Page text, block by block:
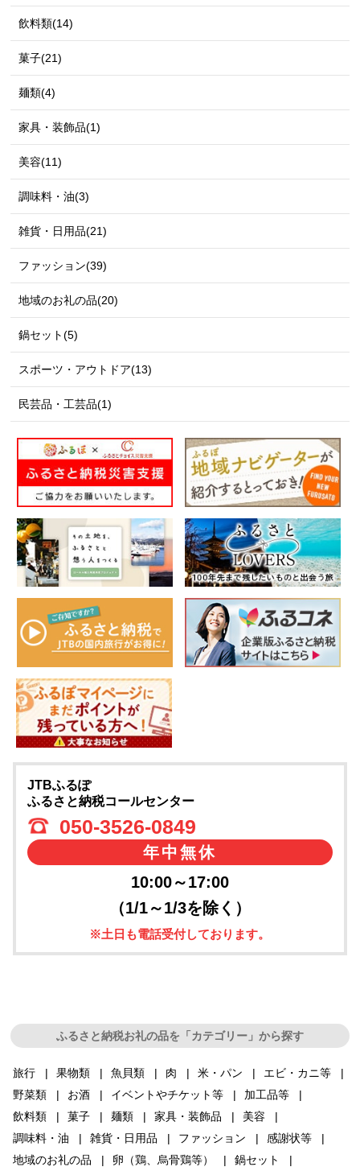
飲料類(14)
菓子(21)
麺類(4)
家具・装飾品(1)
美容(11)
調味料・油(3)
雑貨・日用品(21)
ファッション(39)
地域のお礼の品(20)
鍋セット(5)
スポーツ・アウトドア(13)
民芸品・工芸品(1)
JTBふるぽ
ふるさと納税コールセンター
050-3526-0849
年中無休
10:00～17:00
（1/1～1/3を除く）
※土日も電話受付しております。
ふるさと納税お礼の品を「カテゴリー」から探す
旅行 果物類 魚貝類 肉 米・パン
エビ・カニ等
野菜類
お酒 イベントやチケット等
加工品等
飲料類
菓子 麺類 家具・装飾品
美容
調味料・油
雑貨・日用品 ファッション
感謝状等
地域のお礼の品
卵（鶏、烏骨鶏等）
鍋セット